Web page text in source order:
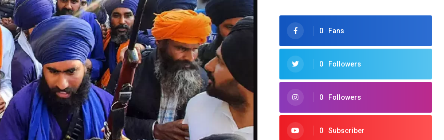
0 Fans
0 Followers
0 Followers
0 Subscriber